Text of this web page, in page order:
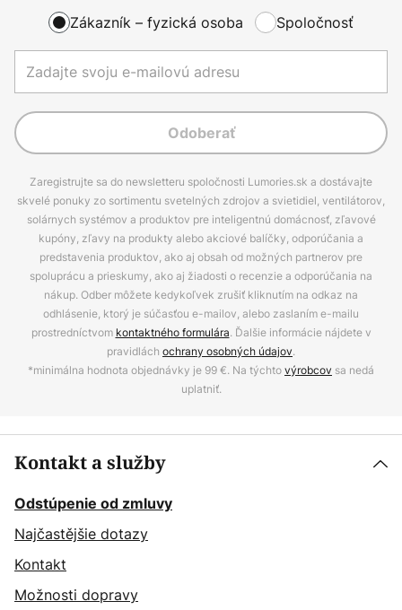
Zákazník – fyzická osoba Spoločnosť
Odoberať
Zaregistrujte sa do newsletteru spoločnosti Lumories.sk a dostávajte
skvelé ponuky zo sortimentu svetelných zdrojov a svietidiel, ventilátorov,
solárnych systémov a produktov pre inteligentnú domácnosť, zľavové
kupóny, zľavy na produkty alebo akciové balíčky, odporúčania a
predstavenia produktov, ako aj obsah od možných partnerov pre
spoluprácu a prieskumy, ako aj žiadosti o recenzie a odporúčania na
nákup. Odber môžete kedykoľvek zrušiť kliknutím na odkaz na
odhlásenie, ktorý je súčasťou e-mailov, alebo zaslaním e-mailu
prostredníctvom kontaktného formulára. Ďalšie informácie nájdete v
pravidlách ochrany osobných údajov.
*minimálna hodnota objednávky je 99 €. Na týchtovýrobcov sa nedá
uplatniť.
Kontakt a služby
Odstúpenie od zmluvy
Najčastějšie dotazy
Kontakt
Možnosti dopravy